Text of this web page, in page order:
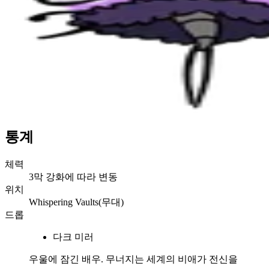
통계
체력
3막 강화에 따라 변동
위치
Whispering Vaults(무대)
드롭
다크 미러
우울에 잠긴 배우. 무너지는 세계의 비애가 전신을